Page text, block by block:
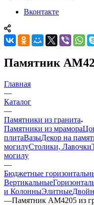
Вконтакте
Памятник
Главная
—
Каталог
—
Памятники из гранита
Памятники из мрамора
плитаВазыДекор на
могилуСтолики, Лавочки
могилу
—
Бюджетные
Вертикальные
и КолонныЭлитные
—Памятник AM4205 из